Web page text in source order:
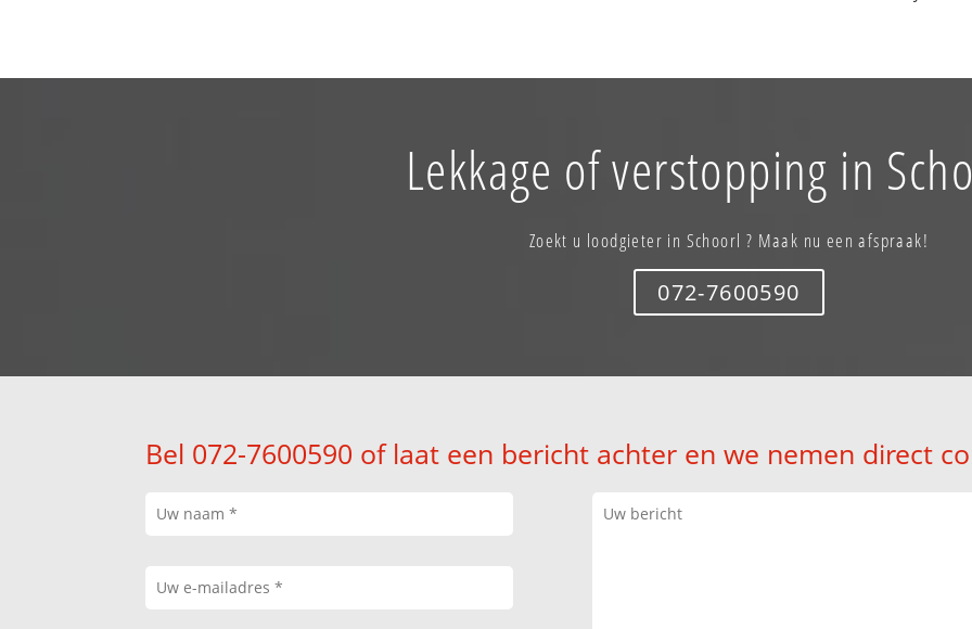
Lekkage of verstopping in
Zoekt u loodgieter in Schoorl ? Maak nu een afspraak!
072-7600590
Bel 072-7600590 of laat een bericht achter en we nemen direct